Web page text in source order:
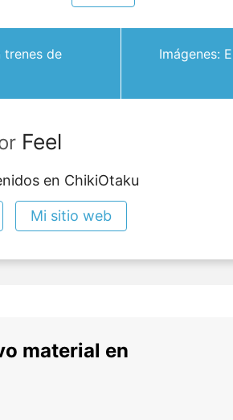
trenes de
Imágenes:
Feel
en ChikiOtaku
Mi sitio web
material en